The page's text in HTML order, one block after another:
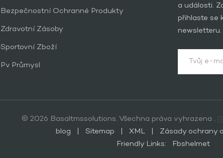
Bezpečnostní Ochranné Produkty
Zdravotní Zásoby
Sportovní Zboží
Pv Průmysl
a události.
přihlaste se
newsletteru.
© 2026 Basaltmssolutions. Všechna práva vyhrazena .
blog
Sitemap XML
Zásady ochrany
Friendly Links:
Fbshelmet